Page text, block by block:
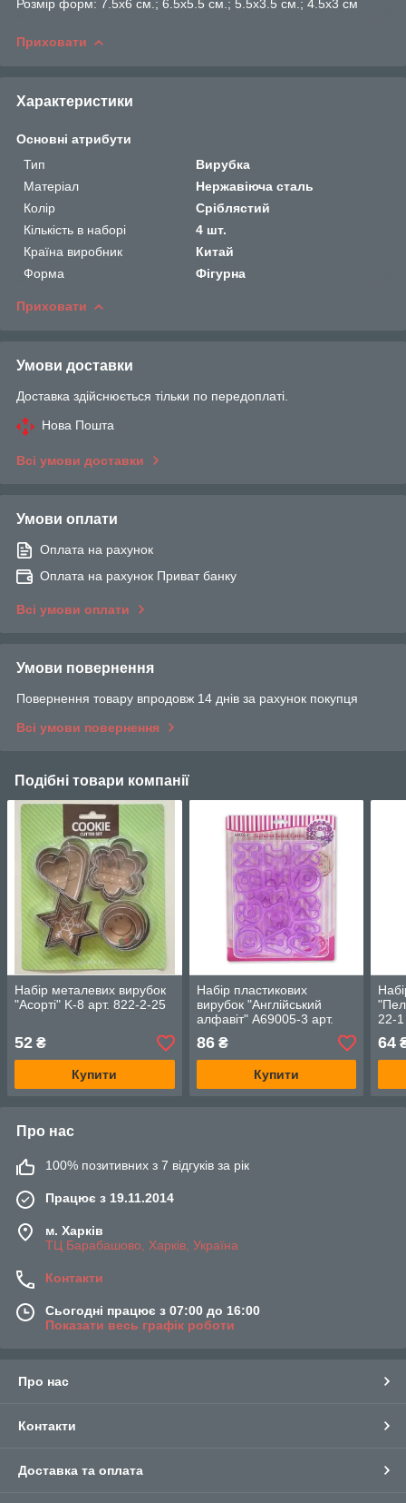
Розмір форм: 7.5х6 см.; 6.5х5.5 см.; 5.5х3.5 см.; 4.5х3 см
Приховати
Характеристики
Основні атрибути
Тип
Вирубка
Матеріал
Нержавіюча сталь
Колір
Сріблястий
Кількість в наборі
4 шт.
Країна виробник
Китай
Форма
Фігурна
Приховати
Умови доставки
Доставка здійснюється тільки по передоплаті.
Нова Пошта
Всі умови доставки
Умови оплати
Оплата на рахунок
Оплата на рахунок Приват банку
Всі умови оплати
Умови повернення
Повернення товару впродовж 14 днів за рахунок покупця
Всі умови повернення
Подібні товари компанії
Набір металевих вирубок
"Асорті" K-8 арт. 822-2-25
52 ₴
Купити
Набір пластикових
вирубок "Англійський
алфавіт" А69005-3 арт.
822-7-24
86₴
Купити
22-1
64
Про нас
100% позитивних з 7 відгуків за рік
Працює з 19.11.2014
м. Харків
ТЦ Барабашово, Харків, Україна
Контакти
Сьогодні працює з 07:00 до 16:00
Показати весь графік роботи
Про нас
Контакти
Доставка та оплата